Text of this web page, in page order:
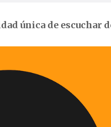
única de escuchar